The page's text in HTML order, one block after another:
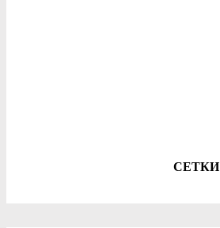
СЕТКИ